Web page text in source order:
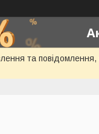
та повідомлення,